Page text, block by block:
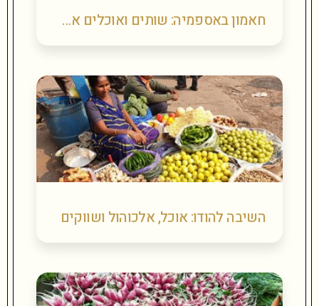
חאמון באספמיה: שותים ואוכלים את אנדלוסיה
השיבה להודו: אוכל, אלכוהול ושווקים